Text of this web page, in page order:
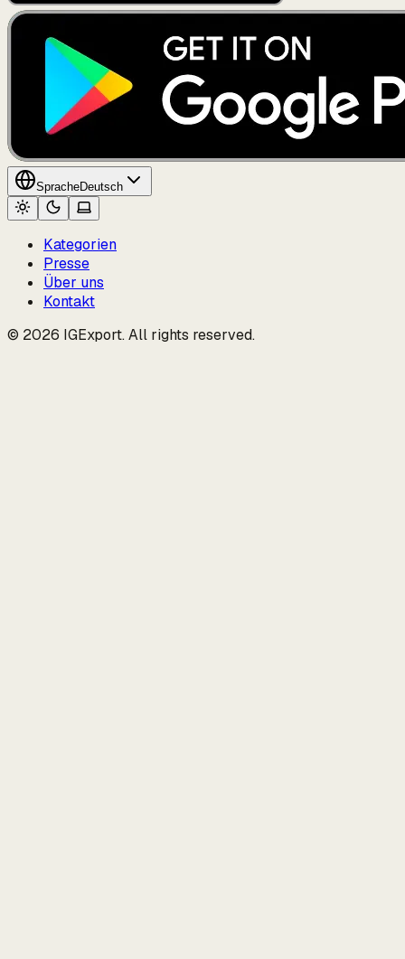
SpracheDeutsch
Kategorien
Presse
Über uns
Kontakt
© 2026 IGExport. All rights reserved.